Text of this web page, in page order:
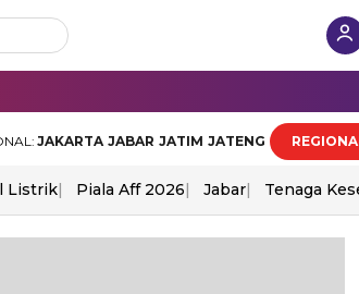
JAKARTA JABAR JATIM JATENG
Listrik Piala Aff 2026 Jabar Tenaga